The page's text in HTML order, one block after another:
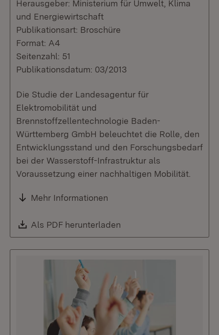
Herausgeber: Ministerium für Umwelt, Klima
und Energiewirtschaft
Publikationsart: Broschüre
Format: A4
Seitenzahl: 51
Publikationsdatum: 03/2013
Die Studie der Landesagentur für
Elektromobilität und
Brennstoffzellentechnologie Baden-
Württemberg GmbH beleuchtet die Rolle, den
Entwicklungsstand und den Forschungsbedarf
bei der Wasserstoff-Infrastruktur als
Voraussetzung einer nachhaltigen Mobilität.
Mehr Informationen
Download:
Als PDF herunterladen